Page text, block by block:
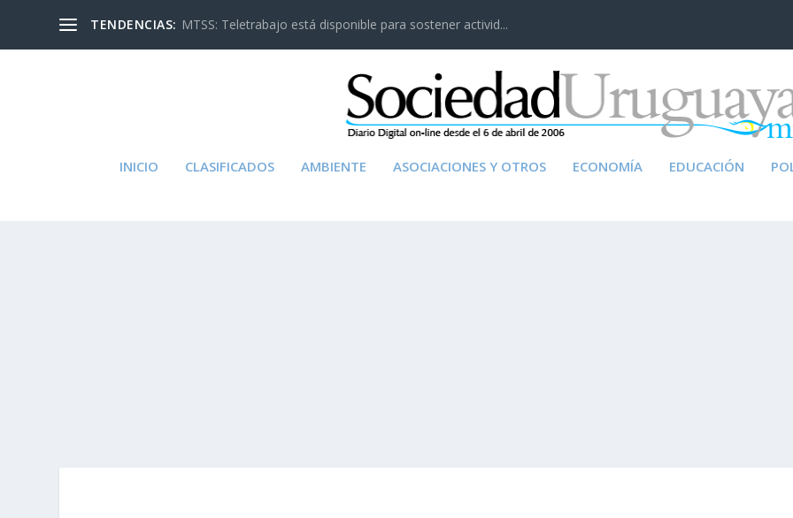
TENDENCIAS: MTSS: Teletrabajo está disponible para sostener activid...
INICIO CLASIFICADOS AMBIENTE ASOCIACIONES Y OTROS ECONOMÍA EDUCACIÓN